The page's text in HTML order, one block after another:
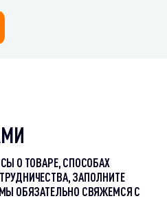
О ТОВАРЕ, СПОСОБАХ
ЗАПОЛНИТЕ
ОБЯЗАТЕЛЬНО СВЯЖЕМСЯ С